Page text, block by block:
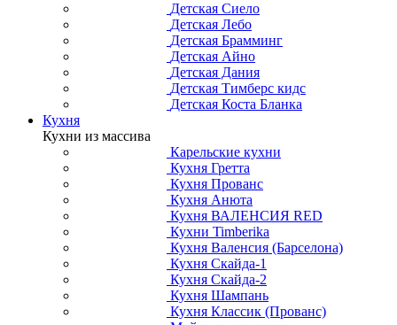
Детская Сиело
Детская Лебо
Детская Брамминг
Детская Айно
Детская Дания
Детская Тимберс кидс
Детская Коста Бланка
Кухня
Кухни из массива
Карельские кухни
Кухня Гретта
Кухня Прованс
Кухня Анюта
Кухня ВАЛЕНСИЯ RED
Кухни Timberika
Кухня Валенсия (Барселона)
Кухня Скайда-1
Кухня Скайда-2
Кухня Шампань
Кухня Классик (Прованс)